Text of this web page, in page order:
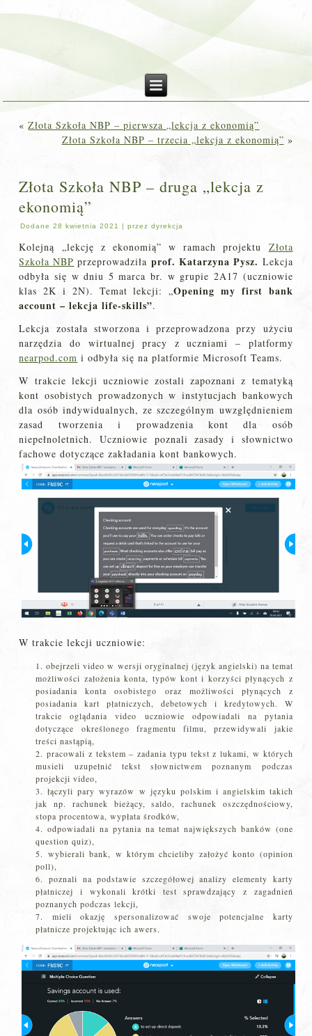
«Złota Szkoła NBP – pierwsza „lekcja z ekonomią”
Złota Szkoła NBP – trzecia „lekcja z ekonomią” »
Złota Szkoła NBP – druga „lekcja z
ekonomią”
Dodane 28 kwietnia 2021 |przez dyrekcja
Kolejną „lekcję z ekonomią” w ramach projektu Złota
Szkoła NBP przeprowadziła prof. Katarzyna Pysz. Lekcja
odbyła się w dniu 5 marca br. w grupie 2A17 (uczniowie
klas 2K i 2N). Temat lekcji: „Opening my first bank
account – lekcja life-skills”.
Lekcja została stworzona i przeprowadzona przy użyciu
narzędzia do wirtualnej pracy z uczniami – platformy
nearpod.com i odbyła się na platformie Microsoft Teams.
W trakcie lekcji uczniowie zostali zapoznani z tematyką
kont osobistych prowadzonych w instytucjach bankowych
dla osób indywidualnych, ze szczególnym uwzględnieniem
zasad tworzenia i prowadzenia kont dla osób
niepełnoletnich. Uczniowie poznali zasady i słownictwo
fachowe dotyczące zakładania kont bankowych.
W trakcie lekcji uczniowie:
obejrzeli video w wersji oryginalnej (język angielski) na temat
możliwości założenia konta, typów kont i korzyści płynących z
posiadania konta osobistego oraz możliwości płynących z
posiadania kart płatniczych, debetowych i kredytowych. W
trakcie oglądania video uczniowie odpowiadali na pytania
dotyczące określonego fragmentu filmu, przewidywali jakie
treści nastąpią,
pracowali z tekstem – zadania typu tekst z lukami, w których
musieli uzupełnić tekst słownictwem poznanym podczas
projekcji video,
łączyli pary wyrazów w języku polskim i angielskim takich
jak np. rachunek bieżący, saldo, rachunek oszczędnościowy,
stopa procentowa, wypłata środków,
odpowiadali na pytania na temat największych banków (one
question quiz),
wybierali bank, w którym chcieliby założyć konto (opinion
poll),
poznali na podstawie szczegółowej analizy elementy karty
płatniczej i wykonali krótki test sprawdzający z zagadnień
poznanych podczas lekcji,
mieli okazję spersonalizować swoje potencjalne karty
płatnicze projektując ich awers.